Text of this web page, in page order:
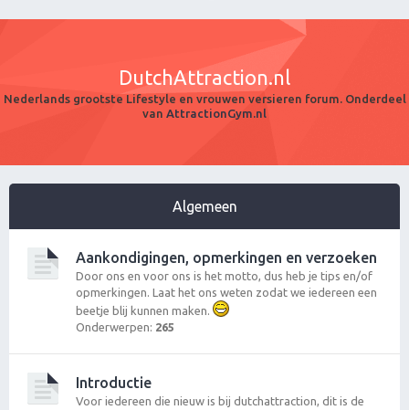
Z
DutchAttraction.nl
Nederlands grootste Lifestyle en vrouwen versieren forum. Onderdeel
van AttractionGym.nl
Algemeen
Aankondigingen, opmerkingen en verzoeken
Door ons en voor ons is het motto, dus heb je tips en/of
opmerkingen. Laat het ons weten zodat we iedereen een
beetje blij kunnen maken.
Onderwerpen: 265
Introductie
Voor iedereen die nieuw is bij dutchattraction, dit is de